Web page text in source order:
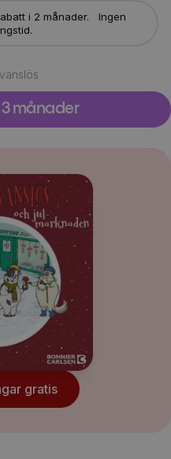
i 2 månader. Ingen
månader
gratis